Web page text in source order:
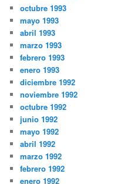
octubre 1993
mayo 1993
abril 1993
marzo 1993
febrero 1993
enero 1993
diciembre 1992
noviembre 1992
octubre 1992
junio 1992
mayo 1992
abril 1992
marzo 1992
febrero 1992
enero 1992